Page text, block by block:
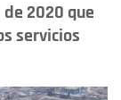
2020 que
servicios